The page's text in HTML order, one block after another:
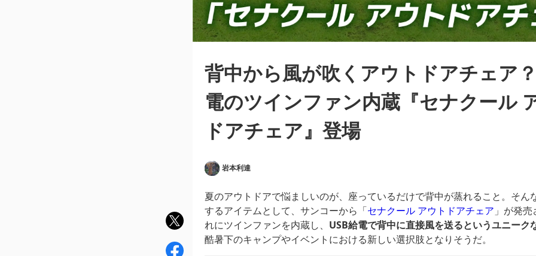
背中から風が吹くアウトドアチェア
電のツインファン内蔵『セナクール
ドアチェア』登場
岩本利達
夏のアウトドアで悩ましいのが、座っているだけで背中が蒸れること。そん
するアイテムとして、サンコーから「セナクール アウトドアチェア 」が発
れにツインファンを内蔵し、 USB給電で背中に直接風を送るというユニーク
酷暑下のキャンプやイベントにおける新しい選択肢となりそうだ。
twit
ter
fac